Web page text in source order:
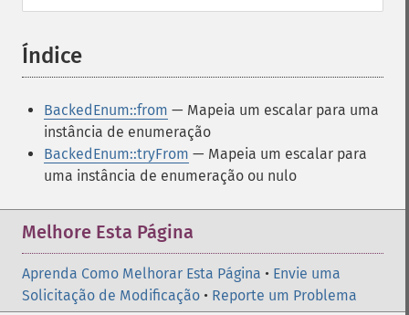
Índice
BackedEnum::from — Mapeia um escalar para uma
instância de enumeração
BackedEnum::tryFrom — Mapeia um escalar para
uma instância de enumeração ou nulo
Melhore Esta Página
Aprenda Como Melhorar Esta Página • Envie uma
Solicitação de Modificação • Reporte um Problema